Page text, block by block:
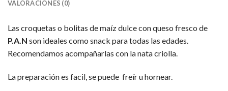
VALORACIONES (0)
Las croquetas o bolitas de maíz dulce con queso fresco de
P.A.N son ideales como snack para todas las edades.
Recomendamos acompañarlas con la nata criolla.
La preparación es facil, se puede freír u hornear.